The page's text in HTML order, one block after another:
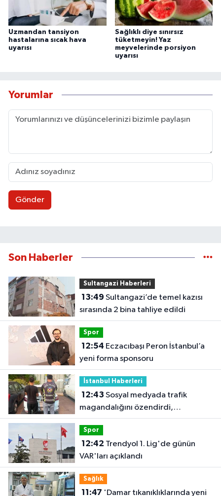
Uzmandan tansiyon
hastalarına sıcak hava
uyarısı
Sağlıklı diye sınırsız
tüketmeyin! Yaz
meyvelerinde porsiyon
uyarısı
Yorumlar
Gönder
Son Haberler
Sultangazi Haberleri
13:49
sırasında 2 bina tahliye edildi
Spor
12:54
yeni forma sponsoru
İstanbul Haberleri
12:43
magandalığını özendirdi,
ehliyetinden oldu: 72 bin lira ceza
Spor
12:42
VAR'ları açıklandı
Sağlık
11:47